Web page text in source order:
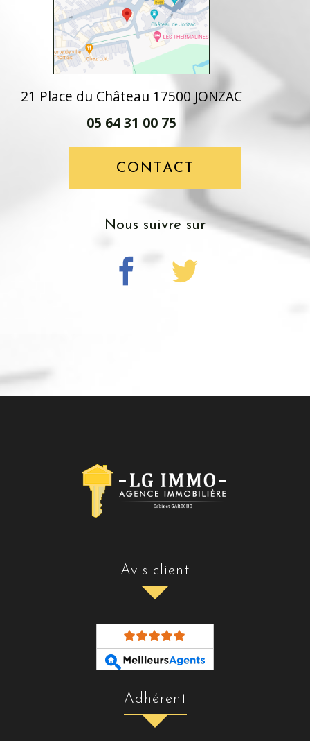
21 Place du Château 17500 JONZAC
05 64 31 00 75
CONTACT
nous suivre sur
avis client
adhérent